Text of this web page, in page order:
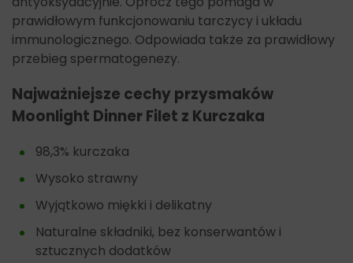
prawidłowym funkcjonowaniu tarczycy i układu
immunologicznego. Odpowiada także za prawidłowy
przebieg spermatogenezy.
Najważniejsze cechy przysmaków
Moonlight Dinner Filet z Kurczaka
98,3% kurczaka
Wysoko strawny
Wyjątkowo miękki i delikatny
Naturalne składniki, bez konserwantów i
sztucznych dodatków